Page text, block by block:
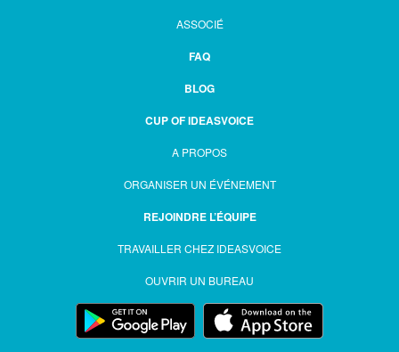
ASSOCIÉ
FAQ
BLOG
CUP OF IDEASVOICE
A PROPOS
ORGANISER UN ÉVÉNEMENT
REJOINDRE L’ÉQUIPE
TRAVAILLER CHEZ IDEASVOICE
OUVRIR UN BUREAU